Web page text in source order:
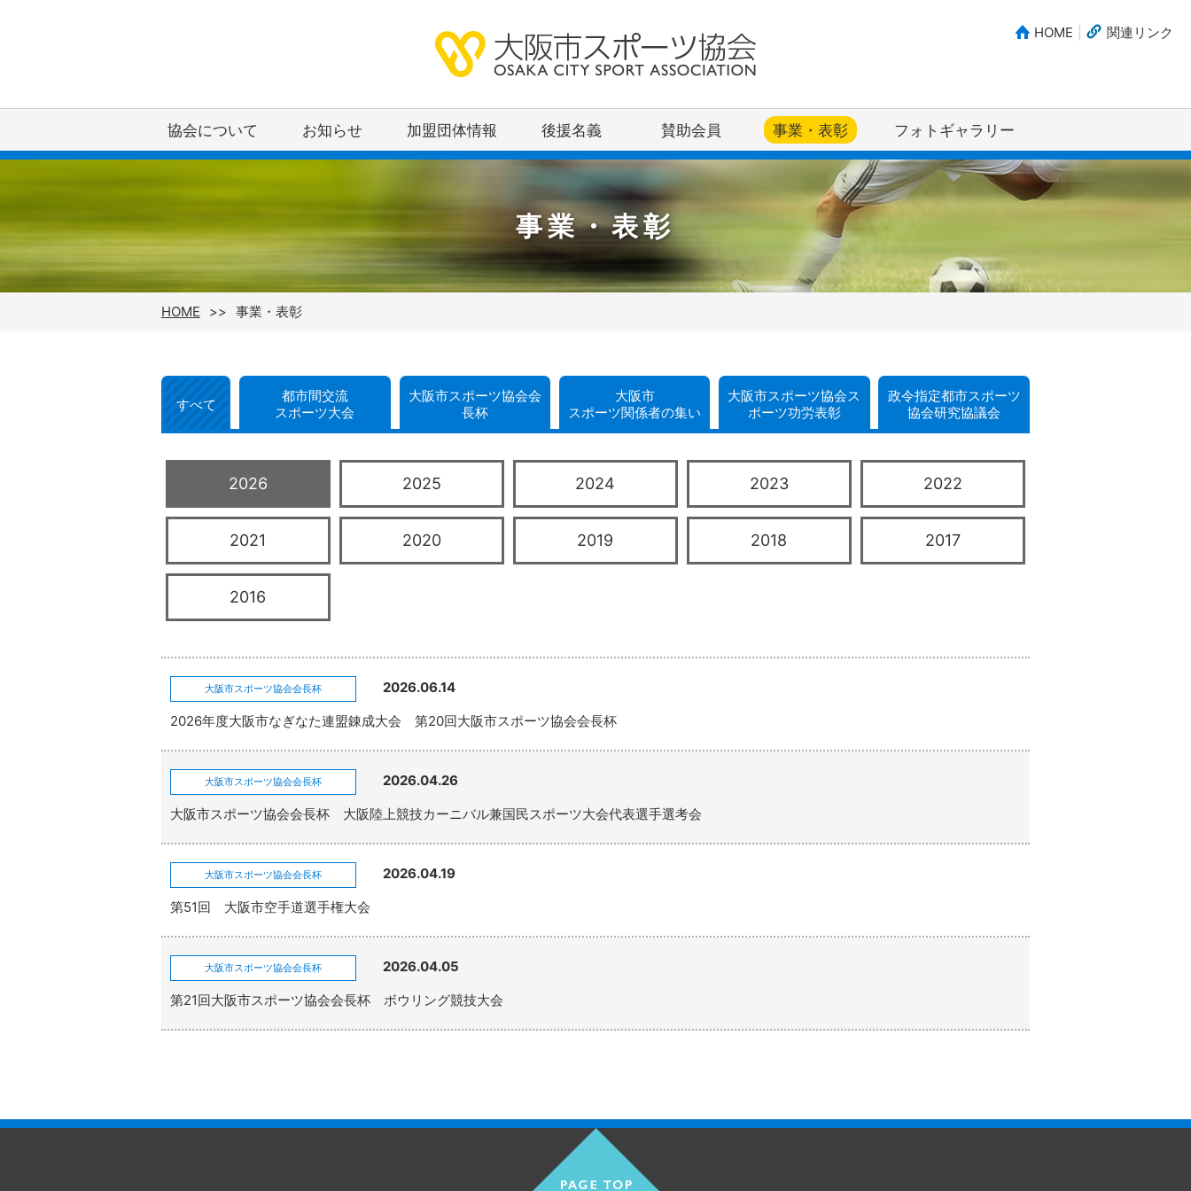
協会について お知らせ 加盟団体情報 後援名義 賛助会員 事業・表彰 フォトギャラリー
関連リンク
HOME
事業・表彰
HOME 事業・表彰
すべて
都市間交流
スポーツ大会
大阪市スポーツ協会会
長杯
大阪市
スポーツ関係者の集い
大阪市スポーツ協会ス
ポーツ功労表彰
政令指定都市スポーツ
協会研究協議会
2026 2025 2024 2023 2022
2021 2020 2019 2018 2017
2016
大阪市スポーツ協会会長杯
2026.06.14
2026年度大阪市なぎなた連盟錬成大会 第20回大阪市スポーツ協会会長杯
大阪市スポーツ協会会長杯
2026.04.26
大阪市スポーツ協会会長杯 大阪陸上競技カーニバル兼国民スポーツ大会代表選手選考会
大阪市スポーツ協会会長杯
2026.04.19
第51回 大阪市空手道選手権大会
大阪市スポーツ協会会長杯
2026.04.05
第21回大阪市スポーツ協会会長杯 ボウリング競技大会